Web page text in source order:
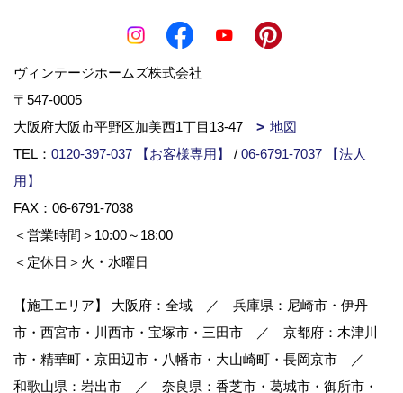
ヴィンテージホームズ株式会社
〒547-0005
大阪府大阪市平野区加美西1丁目13-47
地図
TEL： 0120-397-037 【お客様専用】 / 06-6791-7037 【法人
用】
FAX：06-6791-7038
＜営業時間＞10:00～18:00
＜定休日＞火・水曜日
【施工エリア】 大阪府：全域 ／ 兵庫県：尼崎市・伊丹
市・西宮市・川西市・宝塚市・三田市 ／ 京都府：木津川
市・精華町・京田辺市・八幡市・大山崎町・長岡京市 ／
和歌山県：岩出市 ／ 奈良県：香芝市・葛城市・御所市・